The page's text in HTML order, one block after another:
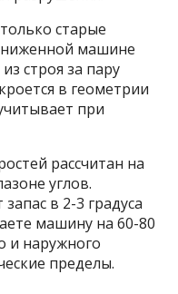
старые
машине
строя за пару
в геометрии
при
рассчитан на
углов.
в 2-3 градуса
машину на 60-80
и наружного
пределы.